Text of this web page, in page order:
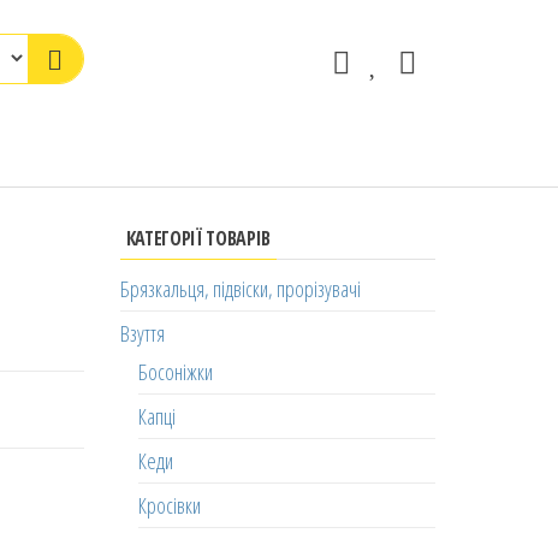
КАТЕГОРІЇ ТОВАРІВ
Брязкальця, підвіски, прорізувачі
Взуття
Босоніжки
Капці
Кеди
Кросівки